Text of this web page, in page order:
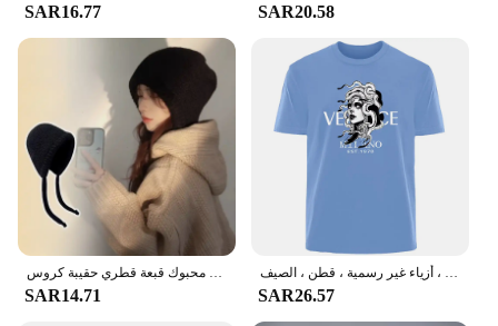
SAR16.77 SAR20.58
SAR14.71 SAR26.57